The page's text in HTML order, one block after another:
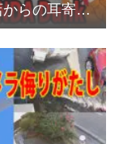
らの耳寄り